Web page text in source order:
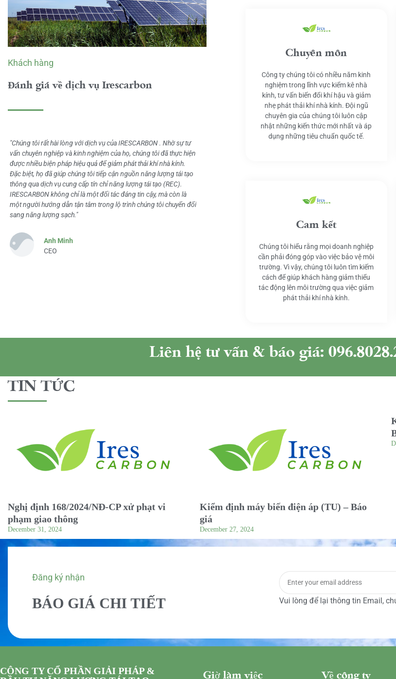
Khách hàng
Đánh giá về dịch vụ Irescarbon
"Chúng tôi rất hài lòng với dịch vụ của IRESCARBON . Nhờ sự tư
vấn chuyên nghiệp và kinh nghiệm của họ, chúng tôi đã thực hiện
được nhiều biện pháp hiệu quả để giảm phát thải khí nhà kính.
Đặc biệt, họ đã giúp chúng tôi tiếp cận nguồn năng lượng tái tạo
thông qua dịch vụ cung cấp tín chỉ năng lượng tái tạo (REC).
IRESCARBON không chỉ là một đối tác đáng tin cậy, mà còn là
một người hướng dẫn tận tâm trong lộ trình chúng tôi chuyển đổi
sang năng lượng sạch."
Anh Minh
CEO
Chuyên môn
Công ty chúng tôi có nhiều năm kinh
nghiệm trong lĩnh vực kiểm kê nhà
kính, tư vấn biến đổi khí hậu và giảm
nhẹ phát thải khí nhà kính. Đội ngũ
chuyên gia của chúng tôi luôn cập
nhật những kiến thức mới nhất và áp
dụng những tiêu chuẩn quốc tế.
Cam kết
Chúng tôi hiểu rằng mọi doanh nghiệp
cần phải đóng góp vào việc bảo vệ môi
trường. Vì vậy, chúng tôi luôn tìm kiếm
cách để giúp khách hàng giảm thiểu
tác động lên môi trường qua việc giảm
phát thải khí nhà kính.
Liên hệ tư vấn & báo giá:
TIN TỨC
Nghị định 168/2024/NĐ-CP xử phạt vi
phạm giao thông
December 31, 2024
Kiểm định máy biến điện áp (TU) – Báo
giá
December 27, 2024
Đăng ký nhận
BÁO GIÁ CHI TIẾT Vui lòng để lại thông tin Email,
CÔNG TY CỔ PHẦN GIẢI PHÁP &
Giờ làm việc Về công ty